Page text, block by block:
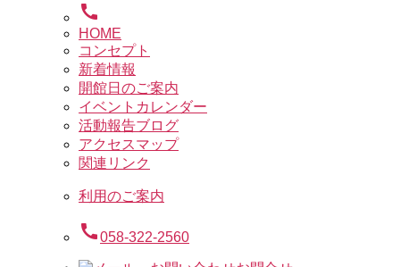
call
HOME
コンセプト
新着情報
開館日のご案内
イベントカレンダー
活動報告ブログ
アクセスマップ
関連リンク
利用のご案内
call058-322-2560